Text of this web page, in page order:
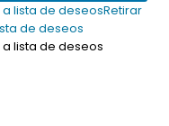
lista de deseosRetirar
de deseos
lista de deseos